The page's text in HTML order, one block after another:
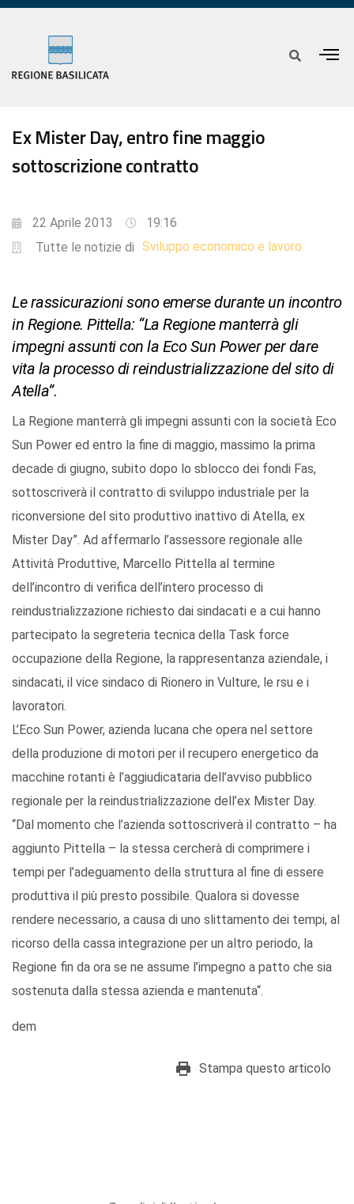
Ex Mister Day, entro fine maggio
sottoscrizione contratto
22 Aprile 2013
19:16
Tutte le notizie di Sviluppo economico e lavoro
Le rassicurazioni sono emerse durante un incontro
in Regione. Pittella: “La Regione manterrà gli
impegni assunti con la Eco Sun Power per dare
vita la processo di reindustrializzazione del sito di
Atella”.
La Regione manterrà gli impegni assunti con la società Eco
Sun Power ed entro la fine di maggio, massimo la prima
decade di giugno, subito dopo lo sblocco dei fondi Fas,
sottoscriverà il contratto di sviluppo industriale per la
riconversione del sito produttivo inattivo di Atella, ex
Mister Day”. Ad affermarlo l’assessore regionale alle
Attività Produttive, Marcello Pittella al termine
dell’incontro di verifica dell’intero processo di
reindustrializzazione richiesto dai sindacati e a cui hanno
partecipato la segreteria tecnica della Task force
occupazione della Regione, la rappresentanza aziendale, i
sindacati, il vice sindaco di Rionero in Vulture, le rsu e i
lavoratori.
L’Eco Sun Power, azienda lucana che opera nel settore
della produzione di motori per il recupero energetico da
macchine rotanti è l’aggiudicataria dell’avviso pubblico
regionale per la reindustrializzazione dell’ex Mister Day.
“Dal momento che l’azienda sottoscriverà il contratto – ha
aggiunto Pittella – la stessa cercherà di comprimere i
tempi per l’adeguamento della struttura al fine di essere
produttiva il più presto possibile. Qualora si dovesse
rendere necessario, a causa di uno slittamento dei tempi, al
ricorso della cassa integrazione per un altro periodo, la
Regione fin da ora se ne assume l’impegno a patto che sia
sostenuta dalla stessa azienda e mantenuta“.
dem
Stampa questo articolo